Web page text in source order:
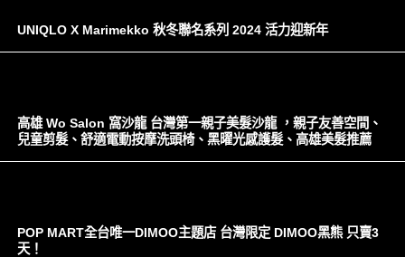
UNIQLO X Marimekko 秋冬聯名系列 2024 活力迎新年
高雄 Wo Salon 窩沙龍 台灣第一親子美髮沙龍 ，親子友善空間、
兒童剪髮、舒適電動按摩洗頭椅、黑曜光感護髮、高雄美髮推薦
POP MART全台唯一DIMOO主題店 台灣限定 DIMOO黑熊 只賣3
天！